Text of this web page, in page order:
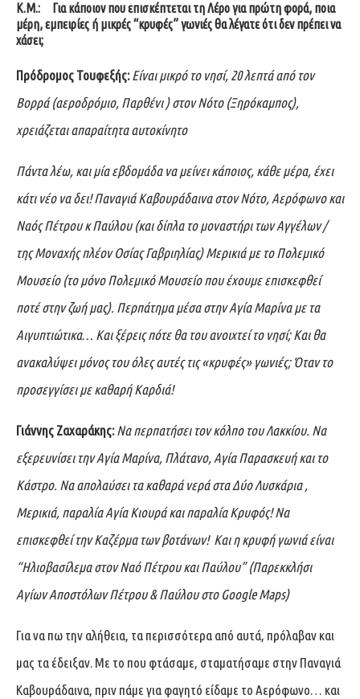
Κ.Μ.:
Για κάποιον που επισκέπτεται τη Λέρο για πρώτη φορά, ποια
μέρη, εμπειρίες ή μικρές “κρυφές” γωνιές θα λέγατε ότι δεν πρέπει να
χάσει;
Πρόδρομος Τουφεξής: Είναι μικρό το νησί, 20 λεπτά από τον
Βορρά (αεροδρόμιο, Παρθένι ) στον Νότο (Ξηρόκαμπος),
χρειάζεται απαραίτητα αυτοκίνητο
Πάντα λέω, και μία εβδομάδα να μείνει κάποιος, κάθε μέρα, έχει
κάτι νέο να δει! Παναγιά Καβουράδαινα στον Νότο, Αερόφωνο και
Ναός Πέτρου κ Παύλου (και δίπλα το μοναστήρι των Αγγέλων /
της Μοναχής πλέον Οσίας Γαβριηλίας) Μερικιά με το Πολεμικό
Μουσείο (το μόνο Πολεμικό Μουσείο που έχουμε επισκεφθεί
ποτέ στην ζωή μας). Περπάτημα μέσα στην Αγία Μαρίνα με τα
Αιγυπτιώτικα… Και ξέρεις πότε θα του ανοιχτεί το νησί; Και θα
ανακαλύψει μόνος του όλες αυτές τις «κρυφές» γωνιές; Όταν το
προσεγγίσει με καθαρή Καρδιά!
Γιάννης Ζαχαράκης: Να περπατήσει τον κόλπο του Λακκίου. Να
εξερευνίσει την Αγία Μαρίνα, Πλάτανο, Αγία Παρασκευή και το
Κάστρο. Να απολαύσει τα καθαρά νερά στα Δύο Λυσκάρια ,
Μερικιά, παραλία Αγία Κιουρά και παραλία Κρυφός! Να
επισκεφθεί την Καζέρμα των βοτάνων! Και η κρυφή γωνιά είναι
“Ηλιοβασίλεμα στον Ναό Πέτρου και Παύλου” (Παρεκκλήσι
Αγίων Αποστόλων Πέτρου & Παύλου στο Google Maps)
Για να πω την αλήθεια, τα περισσότερα από αυτά, πρόλαβαν και
μας τα έδειξαν. Με το που φτάσαμε, σταματήσαμε στην Παναγιά
Καβουράδαινα, πριν πάμε για φαγητό είδαμε το Αερόφωνο… και